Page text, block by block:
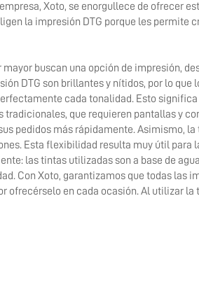
Xoto, se enorgullece de ofrecer
la impresión DTG porque les permite
buscan una opción de impresión,
DTG son brillantes y nítidos, por lo
cada tonalidad. Esto
tradicionales, que requieren pantallas y
pedidos más rápidamente. Asimismo,
Esta flexibilidad resulta muy útil para
las tintas utilizadas son a base de
Con Xoto, garantizamos que todas las
ofrecérselo en cada ocasión. Al utilizar